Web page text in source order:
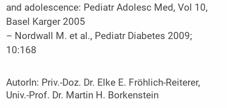
and adolescence: Pediatr Adolesc Med, Vol 10,
Basel Karger 2005
– Nordwall M. et al., Pediatr Diabetes 2009;
10:168
AutorIn: Priv.-Doz. Dr. Elke E. Fröhlich-Reiterer,
Univ.-Prof. Dr. Martin H. Borkenstein